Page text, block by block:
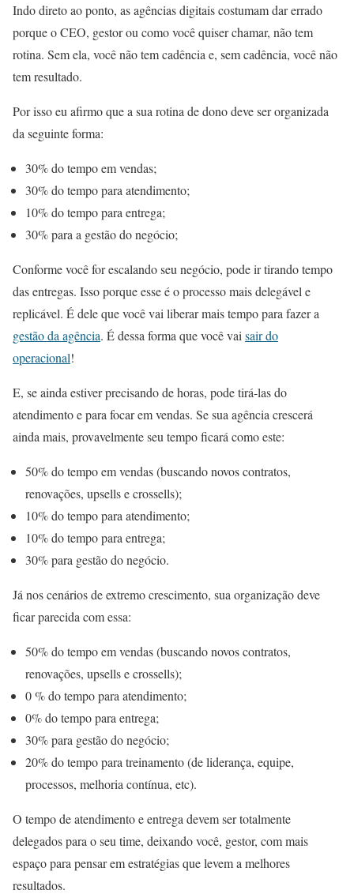
Indo direto ao ponto, as agências digitais costumam dar errado
porque o CEO, gestor ou como você quiser chamar, não tem
rotina. Sem ela, você não tem cadência e, sem cadência, você não
tem resultado.
Por isso eu afirmo que a sua rotina de dono deve ser organizada
da seguinte forma:
30% do tempo em vendas;
30% do tempo para atendimento;
10% do tempo para entrega;
30% para a gestão do negócio;
Conforme você for escalando seu negócio, pode ir tirando tempo
das entregas. Isso porque esse é o processo mais delegável e
replicável. É dele que você vai liberar mais tempo para fazer a
gestão da agência. É dessa forma que você vai sair do
operacional!
E, se ainda estiver precisando de horas, pode tirá-las do
atendimento e para focar em vendas. Se sua agência crescerá
ainda mais, provavelmente seu tempo ficará como este:
50% do tempo em vendas (buscando novos contratos,
renovações, upsells e crossells);
10% do tempo para atendimento;
10% do tempo para entrega;
30% para gestão do negócio.
Já nos cenários de extremo crescimento, sua organização deve
ficar parecida com essa:
50% do tempo em vendas (buscando novos contratos,
renovações, upsells e crossells);
0 % do tempo para atendimento;
0% do tempo para entrega;
30% para gestão do negócio;
20% do tempo para treinamento (de liderança, equipe,
processos, melhoria contínua, etc).
O tempo de atendimento e entrega devem ser totalmente
delegados para o seu time, deixando você, gestor, com mais
espaço para pensar em estratégias que levem a melhores
resultados.